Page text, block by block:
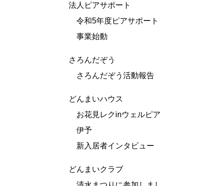
法人ピアサポート
令和5年度ピアサポート
事業始動
さろんだぞう
さろんだぞう活動報告
どんまいハウス
お花見レクinウェルピア
伊予
新入居者インタビュー
どんまいクラブ